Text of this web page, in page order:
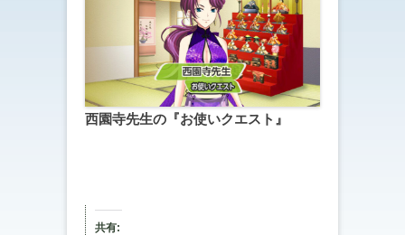
西園寺先生の『お使いクエスト』
共有: